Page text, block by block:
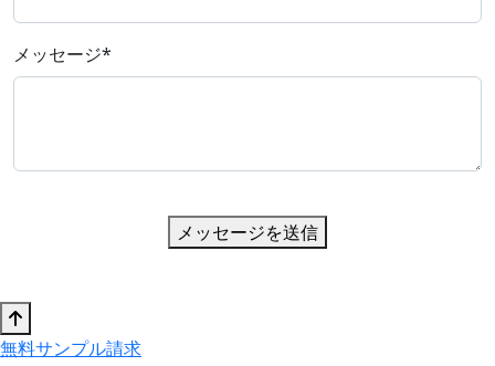
メッセージ*
メッセージを送信
無料サンプル請求